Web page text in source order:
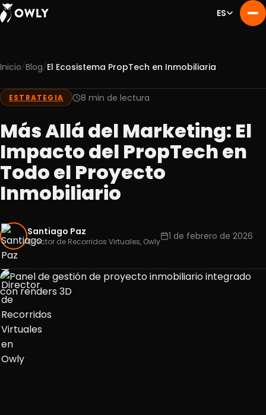
ES
Nosotros
02 Servicios
03 Portafolio
Experiencia
05 Blog
06 Contacto
Inicio/Blog/El Ecosistema PropTech en Inmobiliaria
ESTRATEGIA 8 min de lectura
Más Allá del Marketing: El
Impacto del PropTech en
Todo el Proyecto
Inmobiliario
Santiago Paz
Director de Recorridos Virtuales, Owly 1 de febrero de 2026